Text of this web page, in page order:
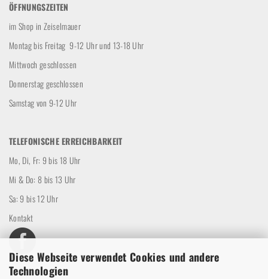
Diese Webseite verwendet Cookies und andere
Technologien
ÖFFNUNGSZEITEN
im Shop in Zeiselmauer
Montag bis Freitag 9-12 Uhr und 13-18 Uhr
Mittwoch geschlossen
Donnerstag geschlossen
Samstag von 9-12 Uhr
TELEFONISCHE ERREICHBARKEIT
Mo, Di, Fr: 9 bis 18 Uhr
Mi & Do: 8 bis 13 Uhr
Sa: 9 bis 12 Uhr
Kontakt